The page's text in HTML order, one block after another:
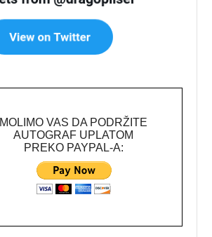
MOLIMO VAS DA PODRŽITE
AUTOGRAF UPLATOM
PREKO PAYPAL-A: